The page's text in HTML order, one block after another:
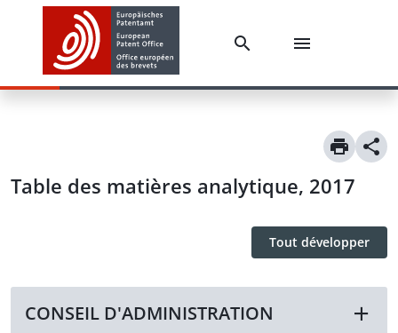
Table des matières analytique, 2017
Tout développer
CONSEIL D'ADMINISTRATION